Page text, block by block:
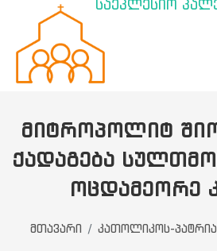
საეკლესიო
ᲛᲘᲢᲠᲝᲞᲝᲚᲘᲢ
ᲥᲐᲓᲐᲒᲔᲑᲐ
ᲝᲪᲓᲐᲛᲔᲝᲠᲔ
მთავარი კათოლიკოს-